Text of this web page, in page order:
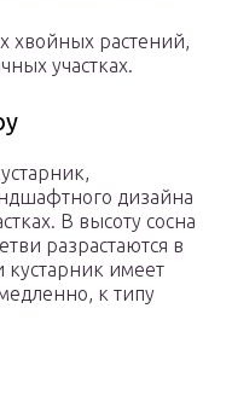
хвойных растений,
участках.
дизайна
В высоту сосна
разрастаются в
имеет
к типу